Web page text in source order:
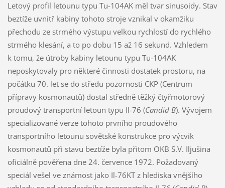
Letový profil letounu typu Tu-104AK měl tvar sinusoidy. Stav
beztíže uvnitř kabiny tohoto stroje vznikal v okamžiku
přechodu ze strmého výstupu velkou rychlostí do rychlého
strmého klesání, a to po dobu 15 až 16 sekund. Vzhledem
k tomu, že útroby kabiny letounu typu Tu-104AK
neposkytovaly pro některé činnosti dostatek prostoru, na
počátku 70. let se do středu pozornosti CKP (Centrum
přípravy kosmonautů) dostal středně těžký čtyřmotorový
proudový transportní letoun typu Il-76 (Candid B). Vývojem
specializované verze tohoto prvního proudového
transportního letounu sovětské konstrukce pro výcvik
kosmonautů při stavu beztíže byla přitom OKB S.V. Iljušina
oficiálně pověřena dne 24. července 1972. Požadovaný
speciál vešel ve známost jako Il-76KT z hlediska vnějšího